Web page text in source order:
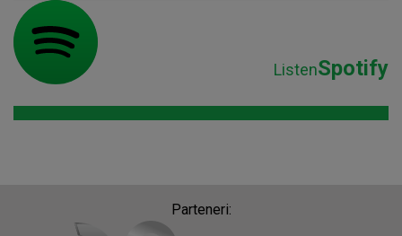
ListenSpotify
Parteneri: